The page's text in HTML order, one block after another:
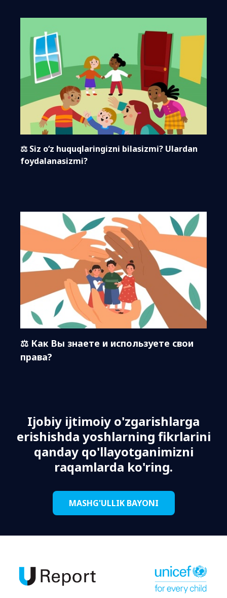
⚖️ Siz o‘z huquqlaringizni bilasizmi? Ulardan
foydalanasizmi?
⚖️ Как Вы знаете и используете свои
права?
Ijobiy ijtimoiy o'zgarishlarga
erishishda yoshlarning fikrlarini
qanday qo'llayotganimizni
raqamlarda ko'ring.
MASHG'ULLIK BAYONI